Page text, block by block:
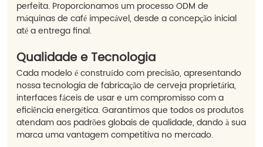
perfeita. Proporcionamos um processo ODM de
máquinas de café impecável, desde a concepção inicial
até a entrega final.
Qualidade e Tecnologia
Cada modelo é construído com precisão, apresentando
nossa tecnologia de fabricação de cerveja proprietária,
interfaces fáceis de usar e um compromisso com a
eficiência energética. Garantimos que todos os produtos
atendam aos padrões globais de qualidade, dando à sua
marca uma vantagem competitiva no mercado.